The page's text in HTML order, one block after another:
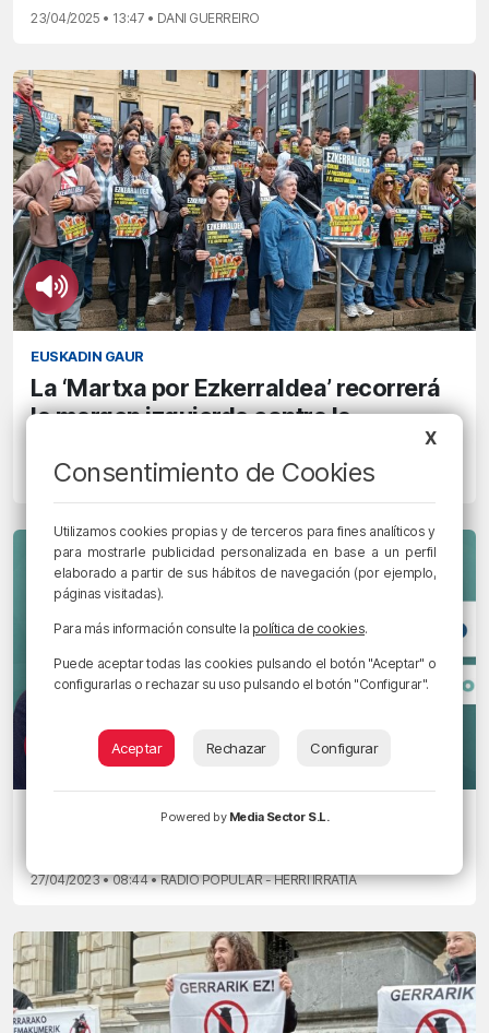
23/04/2025 • 13:47 • DANI GUERREIRO
EUSKADIN GAUR
La ‘Martxa por Ezkerraldea’ recorrerá
la margen izquierda contra la
11/06/2024 • 13:38 • JULIA FLORES
27/04/2023 • 08:44 • RADIO POPULAR - HERRI IRRATIA
X
Consentimiento de Cookies
Utilizamos cookies propias y de terceros para fines analíticos y
para mostrarle publicidad personalizada en base a un perfil
elaborado a partir de sus hábitos de navegación (por ejemplo,
páginas visitadas).
Para más información consulte la política de cookies.
Puede aceptar todas las cookies pulsando el botón "Aceptar" o
configurarlas o rechazar su uso pulsando el botón "Configurar".
Aceptar Rechazar Configurar
Powered by Media Sector S.L.